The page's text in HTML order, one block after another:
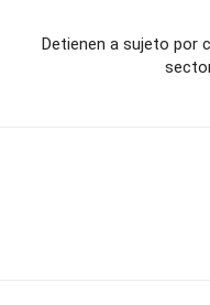
Detienen a sujeto por